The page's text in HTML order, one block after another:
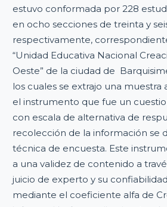
estuvo conformada por 228
en ocho secciones de treinta y
respectivamente,
“Unidad Educativa Nacional
Oeste” de la ciudad de
los cuales se extrajo una muestra
el instrumento que fue un
con escala de alternativa de
recolección de la información se
técnica de encuesta. Este
a una validez de contenido a
juicio de experto y su
mediante el coeficiente alfa de